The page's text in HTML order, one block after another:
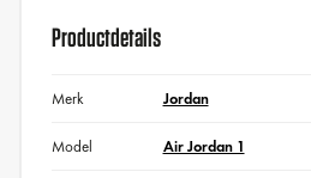
Productdetails
Merk Jordan
Model Air Jordan 1